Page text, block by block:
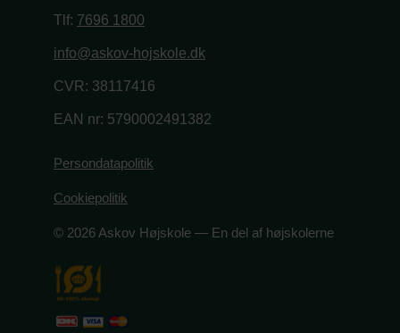
Tlf: 7696 1800
info@askov-hojskole.dk
CVR: 38117416
EAN nr: 5790002491382
Persondatapolitik
Cookiepolitik
© 2026 Askov Højskole — En del af højskolerne